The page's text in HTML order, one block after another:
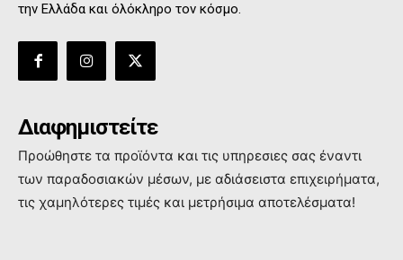
την Ελλάδα και όλόκληρο τον κόσμο.
Διαφημιστείτε
Προώθηστε τα προϊόντα και τις υπηρεσιες σας έναντι
των παραδοσιακών μέσων, με αδιάσειστα επιχειρήματα,
τις χαμηλότερες τιμές και μετρήσιμα αποτελέσματα!